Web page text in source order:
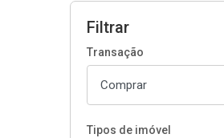
Filtrar
Transação
Tipos de imóvel